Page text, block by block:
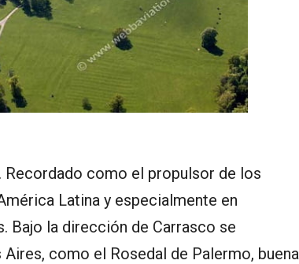
. Recordado como el propulsor de los
Latina y especialmente en
Bajo la dirección de Carrasco se
como el Rosedal de Palermo, buena